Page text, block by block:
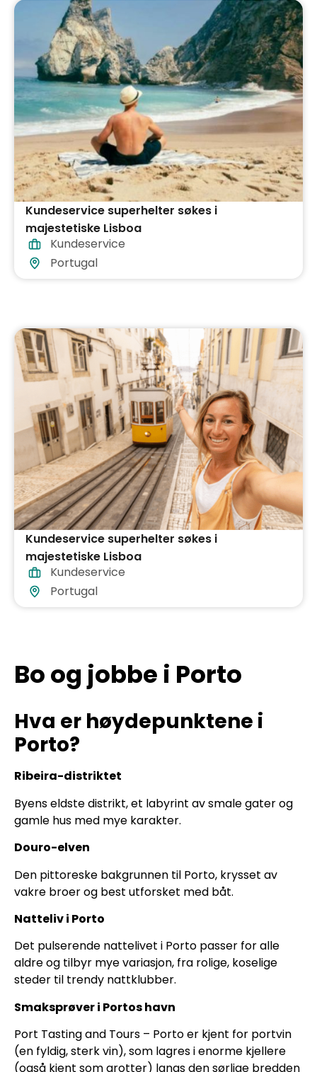
Kundeservice superhelter søkes i
majestetiske Lisboa
Kundeservice
Portugal
Kundeservice superhelter søkes i
majestetiske Lisboa
Kundeservice
Portugal
Bo og jobbe i Porto
Hva er høydepunktene i
Porto?
Ribeira-distriktet
Byens eldste distrikt, et labyrint av smale gater og
gamle hus med mye karakter.
Douro-elven
Den pittoreske bakgrunnen til Porto, krysset av
vakre broer og best utforsket med båt.
Natteliv i Porto
Det pulserende nattelivet i Porto passer for alle
aldre og tilbyr mye variasjon, fra rolige, koselige
steder til trendy nattklubber.
Smaksprøver i Portos havn
Port Tasting and Tours – Porto er kjent for portvin
(en fyldig, sterk vin), som lagres i enorme kjellere
(også kjent som grotter) langs den sørlige bredden